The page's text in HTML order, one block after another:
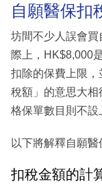
自願醫保扣
坊間不少人誤會
際上，HK$8,000
扣除的保費上限
稅額」的意思大
格保單數目則不設
以下將解釋自願醫
扣稅金額的計